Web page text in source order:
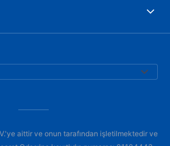
aittir ve onun tarafından işletilmektedir ve